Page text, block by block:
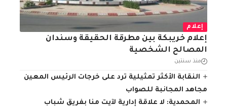
إعلام
إعلام خريبكة بين مطرقة الحقيقة وسندان
المصالح الشخصية
منذ سنتين
النقابة الأكثر تمثيلية ترد على خرجات الرئيس المعين
مجاهد المجانبة للصواب
المحمدية: لا علاقة إدارية لآيت منا بفريق شباب